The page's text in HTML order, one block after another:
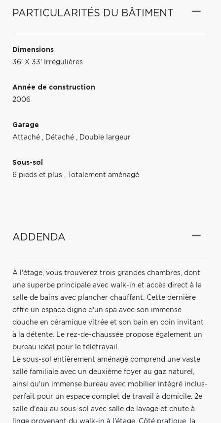
PARTICULARITÉS DU BÂTIMENT
Dimensions
36' X 33' Irrégulières
Année de construction
2006
Garage
Attaché , Détaché , Double largeur
Sous-sol
6 pieds et plus , Totalement aménagé
ADDENDA
À l'étage, vous trouverez trois grandes chambres, dont
une superbe principale avec walk-in et accès direct à la
salle de bains avec plancher chauffant. Cette dernière
offre un espace digne d'un spa avec son immense
douche en céramique vitrée et son bain en coin invitant
à la détente. Le rez-de-chaussée propose également un
bureau idéal pour le télétravail.
Le sous-sol entièrement aménagé comprend une vaste
salle familiale avec un deuxième foyer au gaz naturel,
ainsi qu'un immense bureau avec mobilier intégré inclus-
parfait pour un espace complet de travail à domicile. 2e
salle d'eau au sous-sol avec salle de lavage et chute à
linge provenant du walk-in à l'étage. Côté pratique, la